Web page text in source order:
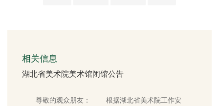
相关信息
湖北省美术院美术馆闭馆公告
尊敬的观众朋友： 根据湖北省美术院工作安